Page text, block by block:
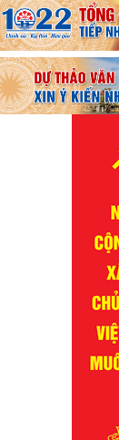
QUYẾT ĐỊNH Về
hành chính được
QUYẾT ĐỊNH Về
hành chính được
QUYẾT ĐỊNH Về
hành chính được sửa